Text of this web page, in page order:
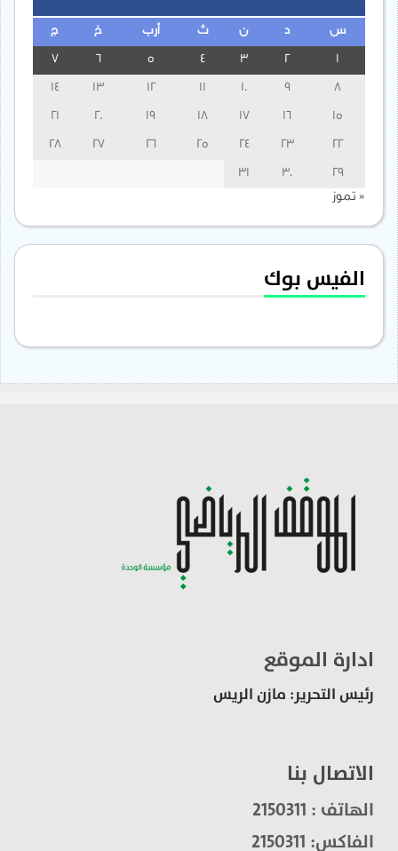
س ن ث أرب خ ج
3
13
14
15
16
17
18
19
20
21
22
23
24
25
26
27
28
29
30
31
« تموز
الفيس بوك
ادارة الموقع
رئيس التحرير: مازن الريس
الاتصال بنا
الهاتف : 2150311
الفاكس: 2150311